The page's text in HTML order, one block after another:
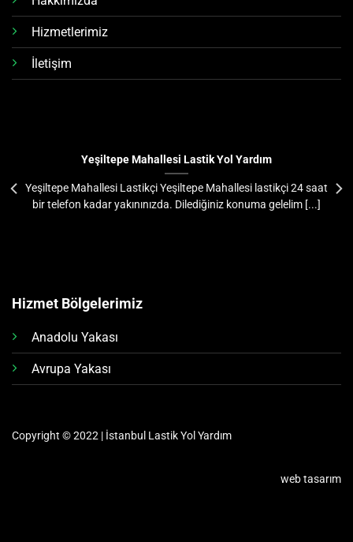
Hizmetlerimiz
İletişim
Yeşiltepe Mahallesi Lastik Yol Yardım
Yeşiltepe Mahallesi Lastikçi Yeşiltepe Mahallesi lastikçi 24 saat
bir telefon kadar yakınınızda. Dilediğiniz konuma gelelim [...]
Hizmet Bölgelerimiz
Anadolu Yakası
Avrupa Yakası
Copyright © 2022 | İstanbul Lastik Yol Yardım
web tasarım